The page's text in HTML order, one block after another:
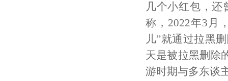
几个小红包，还
称，2022年3月
儿”就通过拉黑
天是被拉黑删除
游时期与多东谈